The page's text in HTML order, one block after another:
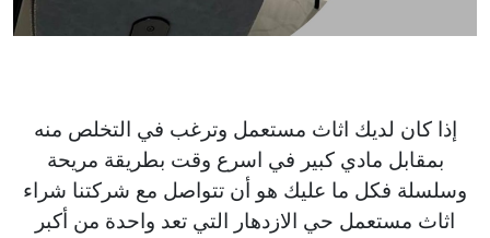
إذا كان لديك اثاث مستعمل وترغب في التخلص منه
بمقابل مادي كبير في اسرع وقت بطريقة مريحة
وسلسلة فكل ما عليك هو أن تتواصل مع شركتنا شراء
اثاث مستعمل حي الازدهار التي تعد واحدة من أكبر